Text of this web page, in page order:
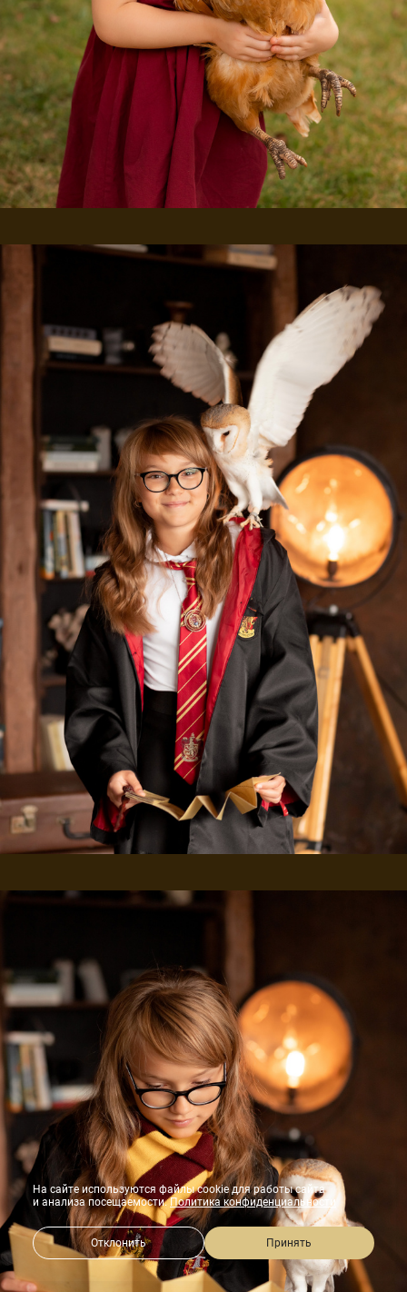
На сайте используются файлы cookie для работы сайта
и анализа посещаемости.Политика конфиденциальности
Отклонить Принять